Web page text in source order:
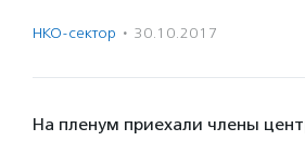
НКО-сектор · 30.10.2017
На пленум приехали члены